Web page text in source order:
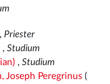
Priester
, Studium
, Studium
Joseph Peregrinus(